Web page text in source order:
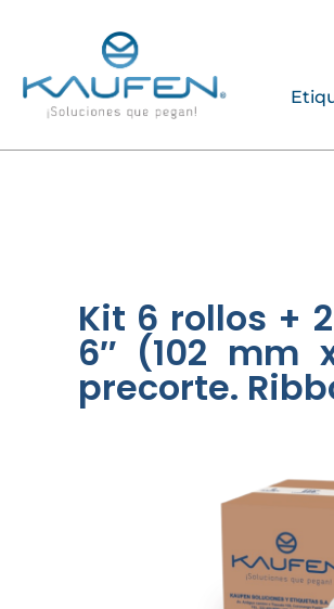
contenido
Kit 6 rollos +
6″ (102 mm
precorte.